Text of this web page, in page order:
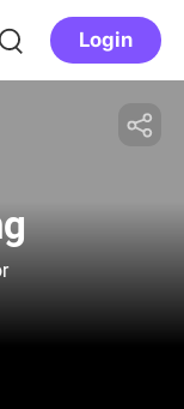
Login